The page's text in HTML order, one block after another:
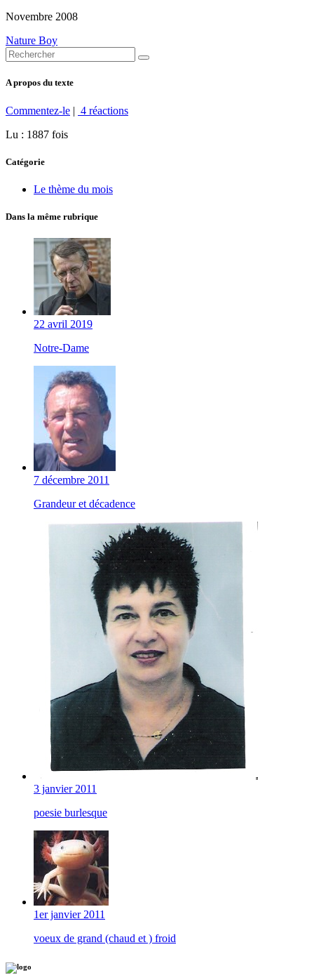
Novembre 2008
Nature Boy
A propos du texte
Commentez-le | 4 réactions
Lu : 1887 fois
Catégorie
Le thème du mois
Dans la même rubrique
22 avril 2019
Notre-Dame
7 décembre 2011
Grandeur et décadence
3 janvier 2011
poesie burlesque
1er janvier 2011
voeux de grand (chaud et ) froid